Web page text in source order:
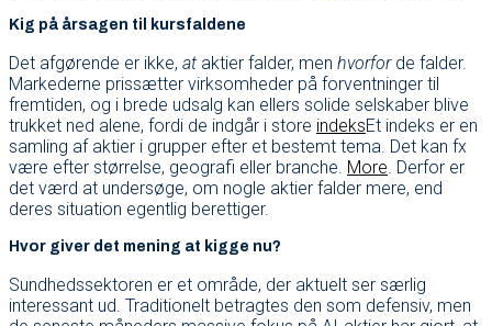
Kig på årsagen til kursfaldene
Det afgørende er ikke, at aktier falder, men hvorforde falder.
Markederne prissætter virksomheder på forventninger til
fremtiden, og i brede udsalg kan ellers solide selskaber blive
trukket ned alene, fordi de indgår i store indeksEt indeks er en
samling af aktier i grupper efter et bestemt tema. Det kan fx
være efter størrelse, geografi eller branche. More. Derfor er
det værd at undersøge, om nogle aktier falder mere, end
deres situation egentlig berettiger.
Hvor giver det mening at kigge nu?
Sundhedssektoren er et område, der aktuelt ser særlig
interessant ud. Traditionelt betragtes den som defensiv, men